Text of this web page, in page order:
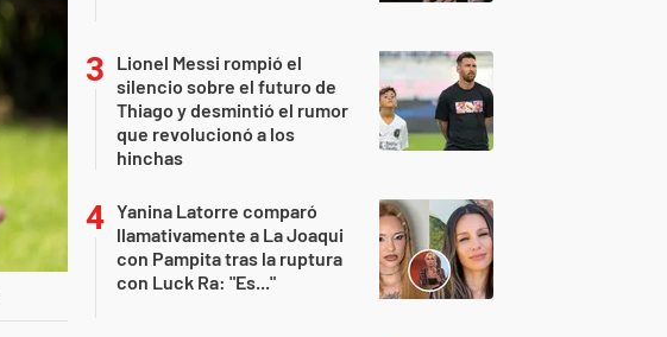
Lionel Messi rompió el
silencio sobre el futuro de
Thiago y desmintió el rumor
que revolucionó a los
hinchas
Yanina Latorre comparó
llamativamente a La Joaqui
con Pampita tras la ruptura
con Luck Ra: "Es..."